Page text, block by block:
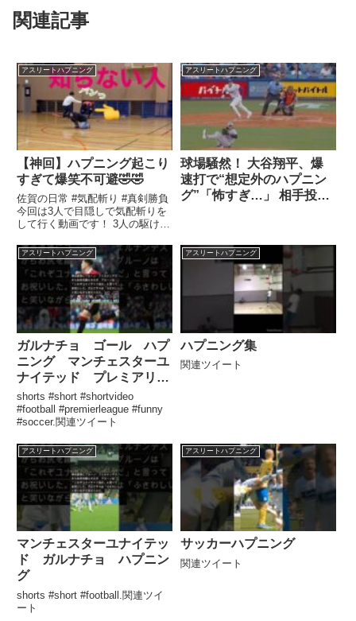
関連記事
アスリートハプニング
【神回】ハプニング起こり
すぎて爆笑不可避🤣🤣
佐賀の日常 #気配斬り #真剣勝負
今回は3人で目隠しで気配斬りを
して行く動画です！ 3人の駆け引
...関連ツイート
アスリートハプニング
球場騒然！ 大谷翔平、爆
速打で“想定外のハプニン
グ”「怖すぎ…」 相手投手
アスリートハプニング
ガルナチョ ゴール ハプ
ニング マンチェスターユ
ナイテッド プレミアリー
グ
shorts #short #shortvideo
#football #premierleague #funny
#soccer.関連ツイート
アスリートハプニング
ハプニング集
関連ツイート
アスリートハプニング
マンチェスターユナイテッ
ド ガルナチョ ハプニン
グ
shorts #short #football.関連ツイ
ート
アスリートハプニング
サッカーハプニング
関連ツイート